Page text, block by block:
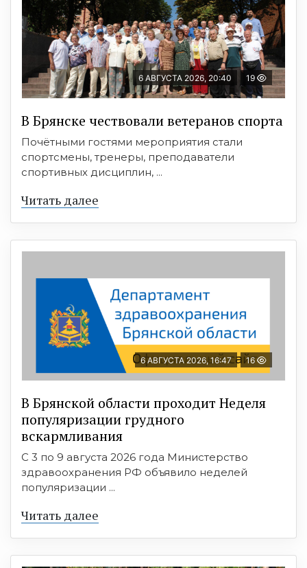
6 АВГУСТА 2026, 20:40 19
В Брянске чествовали ветеранов спорта
Почётными гостями мероприятия стали
спортсмены, тренеры, преподаватели
спортивных дисциплин, ...
Читать далее
6 АВГУСТА 2026, 16:47 16
В Брянской области проходит Неделя
популяризации грудного
вскармливания
С 3 по 9 августа 2026 года Министерство
здравоохранения РФ объявило неделей
популяризации ...
Читать далее